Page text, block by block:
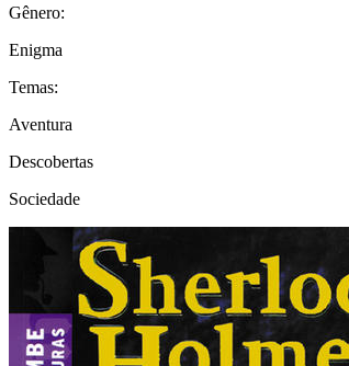
Gênero:
Enigma
Temas:
Aventura
Descobertas
Sociedade